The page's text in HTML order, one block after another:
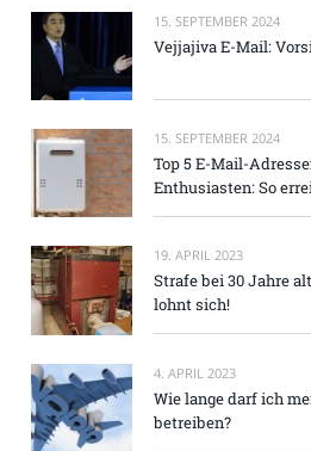
15. SEPTEMBER 2024
Vejjajiva E-Mail:
15. SEPTEMBER 2024
Top 5 E-Mail-
Enthusiasten: So
19. APRIL 2023
Strafe bei 30 Jahre
lohnt sich!
4. APRIL 2023
Wie lange darf ich
betreiben?